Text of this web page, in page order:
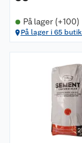
På lager (+100)
På lager i 65